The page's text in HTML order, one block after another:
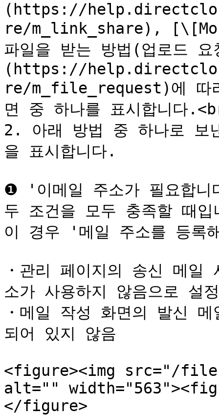
(https://
re/m_link_share),
파일을 받는 방법(업로드
(https://
re/m_file_request)에 따
면 중 하나를 표시합니다
2. 아래 방법 중 하나로 보
을 표시합니다.
❶ '이메일 주소가 필요합
두 조건을 모두 충족할 때
이 경우 '메일 주소를 등록
・관리 페이지의 송신 메
소가 사용하지 않음으로 설
・메일 작성 화면의 발신
되어 있지 않음
<figure><img src="/
alt=""
</figure>